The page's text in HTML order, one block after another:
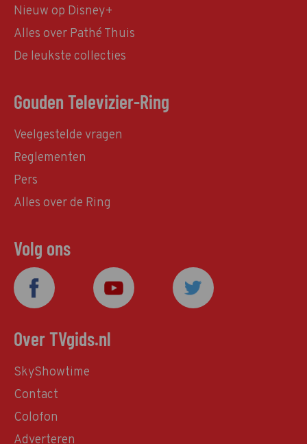
Nieuw op Disney+
Alles over Pathé Thuis
De leukste collecties
Gouden Televizier-Ring
Veelgestelde vragen
Reglementen
Pers
Alles over de Ring
Volg ons
Over TVgids.nl
SkyShowtime
Contact
Colofon
Adverteren